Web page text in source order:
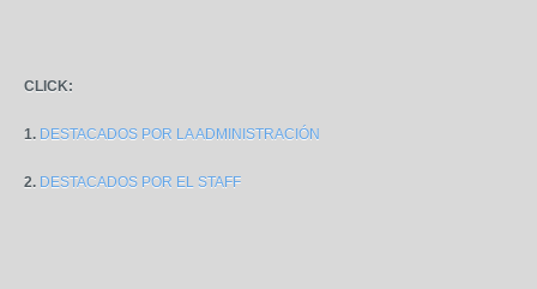
CLICK:
1. DESTACADOS POR LA ADMINISTRACIÓN
2. DESTACADOS POR EL STAFF